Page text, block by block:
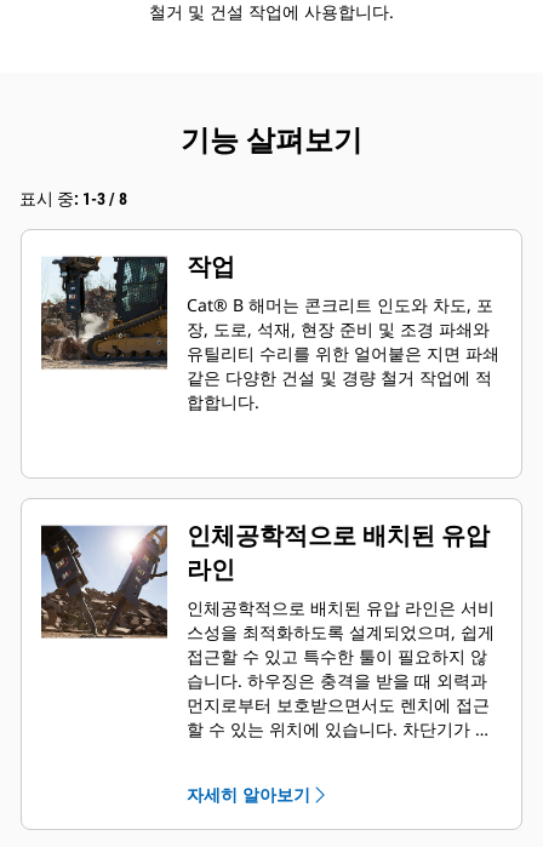
철거 및 건설 작업에 사용합니다.
기능 살펴보기
표시 중: 1-3 / 8
작업
Cat® B 해머는 콘크리트 인도와 차도, 포
장, 도로, 석재, 현장 준비 및 조경 파쇄와
유틸리티 수리를 위한 얼어붙은 지면 파쇄
같은 다양한 건설 및 경량 철거 작업에 적
합합니다.
인체공학적으로 배치된 유압
라인
인체공학적으로 배치된 유압 라인은 서비
스성을 최적화하도록 설계되었으며, 쉽게
접근할 수 있고 특수한 툴이 필요하지 않
습니다. 하우징은 충격을 받을 때 외력과
먼지로부터 보호받으면서도 렌치에 접근
할 수 있는 위치에 있습니다. 차단기가 장
기 조건을 빠르게 모니터링할 수 있습니
다.
자세히 알아보기